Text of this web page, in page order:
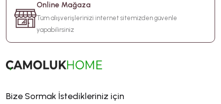
Online Mağaza
Tüm alışverişlerinizi internet sitemizden güvenle
yapabilirsiniz
Bize Sormak İstedikleriniz için